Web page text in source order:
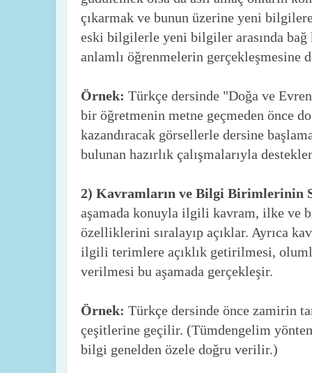
çıkarmak ve bunun üzerine yeni
eski bilgilerle yeni bilgiler arasında bağ
anlamlı öğrenmelerin gerçekleşmesine
Örnek: Türkçe dersinde "Doğa ve
bir öğretmenin metne geçmeden önce
kazandıracak görsellerle dersine
bulunan hazırlık çalışmalarıyla
2) Kavramların ve Bilgi Birimlerinin
aşamada konuyla ilgili kavram, ilke ve
özelliklerini sıralayıp açıklar. Ayrıca
ilgili terimlere açıklık getirilmesi,
verilmesi bu aşamada gerçekleşir.
Örnek: Türkçe dersinde önce zamirin
çeşitlerine geçilir. (Tümdengelim
bilgi genelden özele doğru verilir.)